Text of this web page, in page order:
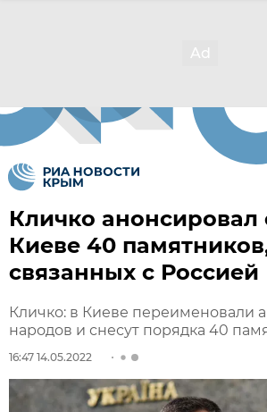
Кличко анонсировал
Киеве 40
связанных с Россией
Кличко: в Киеве переименовали
народов и снесут порядка 40
16:47 14.05.2022